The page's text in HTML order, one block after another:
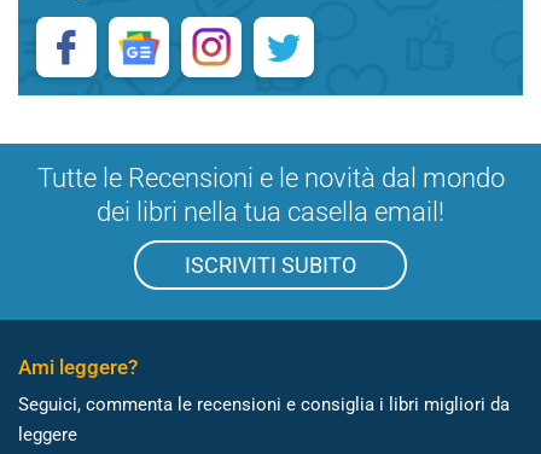
Tutte le Recensioni e le novità dal mondo
dei libri nella tua casella email!
ISCRIVITI SUBITO
Ami leggere?
Seguici, commenta le recensioni e consiglia i libri migliori da
leggere